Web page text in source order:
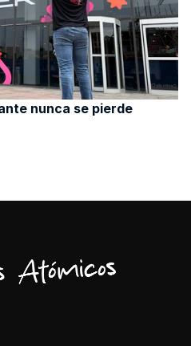
nunca se pierde